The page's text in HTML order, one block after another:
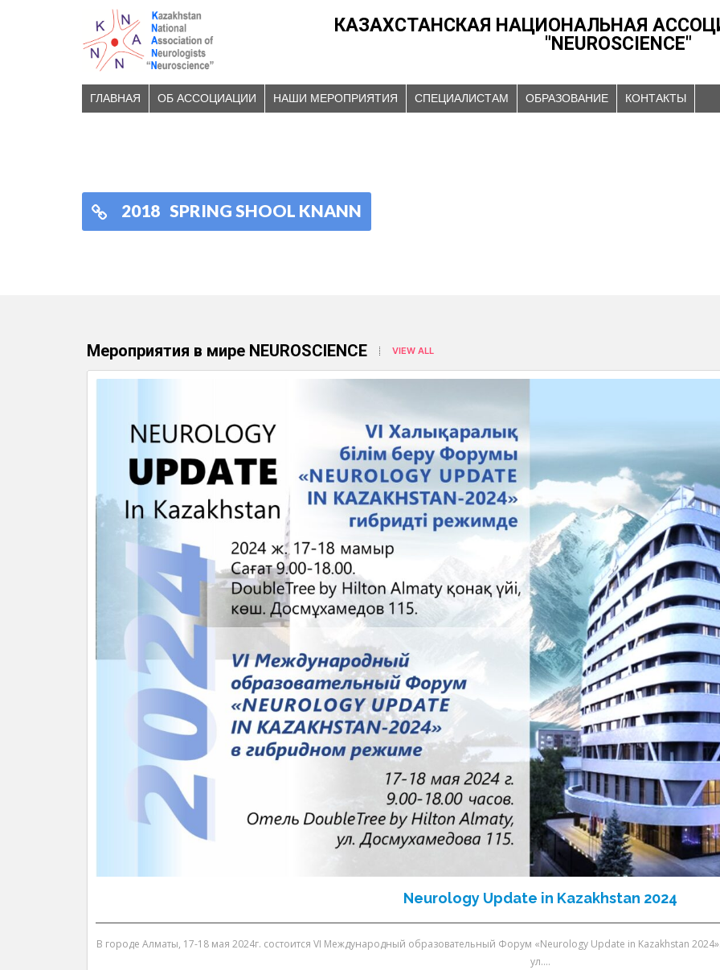
КАЗАХСТАНСКАЯ НАЦИОНАЛЬНАЯ
"NEUROSCIENCE"
ГЛАВНАЯ ОБ АССОЦИАЦИИ НАШИ МЕРОПРИЯТИЯ СПЕЦИАЛИСТАМ ОБРАЗОВАНИЕ КОНТАКТЫ
2018 SPRING SHOOL KNANN
Мероприятия в мире NEUROSCIENCE VIEW ALL
Neurology Update in Kazakhstan 2024
В городе Алматы, 17-18 мая 2024г. состоится VI Международный образовательный Форум «Neurology Update in Kazakhstan
ул.…